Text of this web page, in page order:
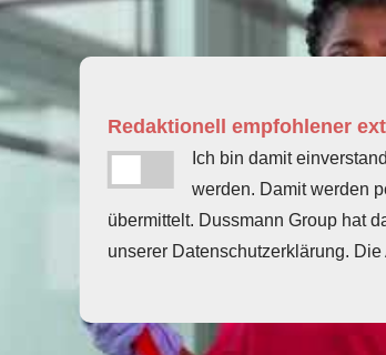
Redaktionell empfohlener
Ich bin damit
werden. Damit werden
übermittelt. Dussmann Group hat
unserer Datenschutzerklärung.